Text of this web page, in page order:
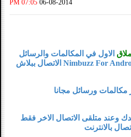
06-08-2014
07:05 PM
الاول في المكالمات والرسائل
مكالمات ورسائل مجانا
وعند متلقى الاتصال الاخر فقط
بالانترنت